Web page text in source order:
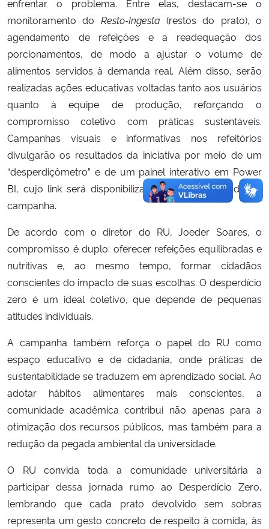
enfrentar o problema. Entre elas, destacam-se o
monitoramento do Resto-Ingesta (restos do prato), o
agendamento de refeições e a readequação dos
porcionamentos, de modo a ajustar o volume de
alimentos servidos à demanda real. Além disso, serão
realizadas ações educativas voltadas tanto aos usuários
quanto à equipe de produção, reforçando o
compromisso coletivo com práticas sustentáveis.
Campanhas visuais e informativas nos refeitórios
divulgarão os resultados da iniciativa por meio de um
“desperdiçômetro” e de um painel interativo em Power
BI, cujo link será disponibilizado durante o período da
campanha.
De acordo com o diretor do RU, Joeder Soares, o
compromisso é duplo: oferecer refeições equilibradas e
nutritivas e, ao mesmo tempo, formar cidadãos
conscientes do impacto de suas escolhas. O desperdício
zero é um ideal coletivo, que depende de pequenas
atitudes individuais.
A campanha também reforça o papel do RU como
espaço educativo e de cidadania, onde práticas de
sustentabilidade se traduzem em aprendizado social. Ao
adotar hábitos alimentares mais conscientes, a
comunidade acadêmica contribui não apenas para a
otimização dos recursos públicos, mas também para a
redução da pegada ambiental da universidade.
O RU convida toda a comunidade universitária a
participar dessa jornada rumo ao Desperdício Zero,
lembrando que cada prato devolvido sem sobras
representa um gesto concreto de respeito à comida, às